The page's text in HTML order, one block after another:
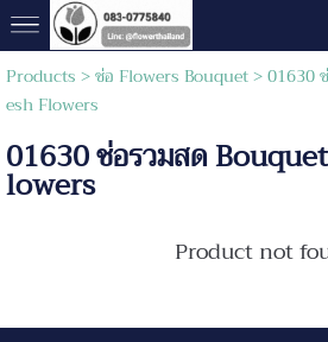
Products >ช่อ Flowers Bouquet> 01630
esh Flowers
01630 ช่อรวมสด
lowers
Product not